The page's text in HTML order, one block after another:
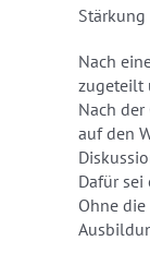
Stärkung
Nach
zugeteilt
Nach
auf den
Dafür
Ohne